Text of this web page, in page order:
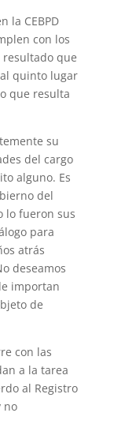
la CEBPD
con los
que
quinto lugar
que resulta
su
del cargo
alguno. Es
del
lo fueron sus
para
atrás
deseamos
importan
de
con las
a la tarea
al Registro
no